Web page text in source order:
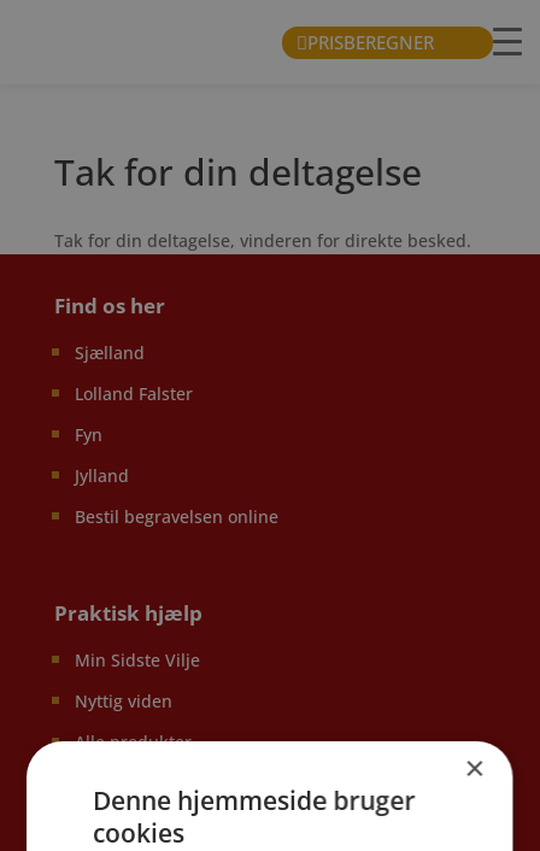
PRISBEREGNER
Tak for din deltagelse
Tak for din deltagelse, vinderen for direkte besked.
Find os her
Sjælland
Lolland Falster
Fyn
Jylland
Bestil begravelsen online
Praktisk hjælp
Min Sidste Vilje
Nyttig viden
Alle produkter
Dødsfald i udlandet
×
Denne hjemmeside bruger
cookies